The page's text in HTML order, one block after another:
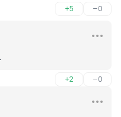
+5 –0
+2 –0